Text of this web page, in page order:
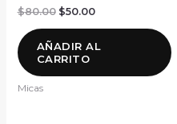
$80.00 $50.00
AÑADIR AL
CARRITO
Micas